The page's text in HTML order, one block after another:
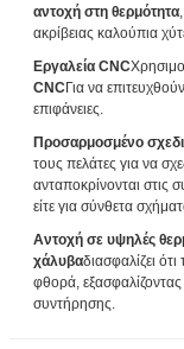
αντοχή στη θερμότητα
ακρίβειας καλούπια
Εργαλεία CNC
CNCΓια να
επιφάνειες.
Προσαρμοσμένο
τους πελάτες για να
ανταποκρίνονται στις
είτε για σύνθετα
Αντοχή σε υψηλές
χάλυβαδιασφαλίζει
φθορά,
συντήρησης.